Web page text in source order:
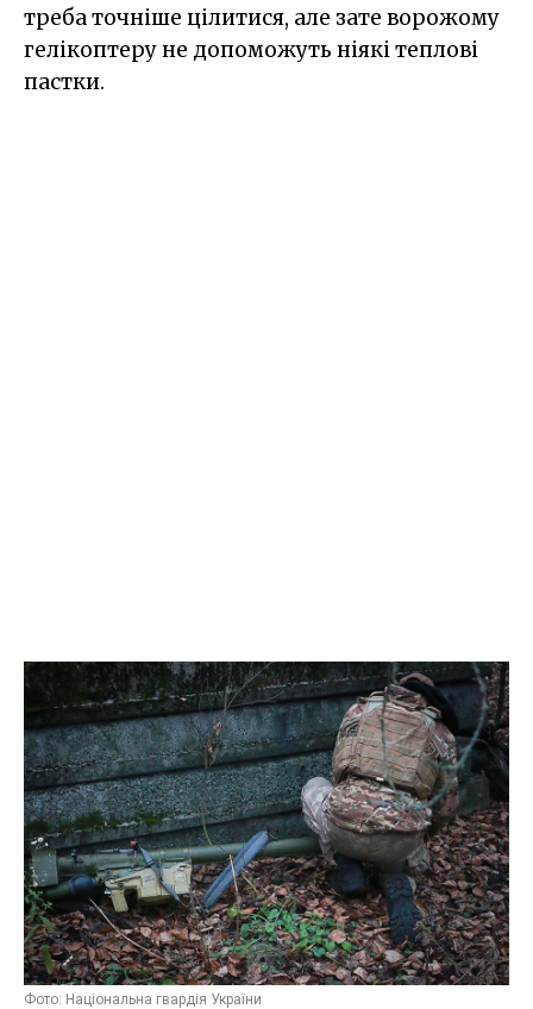
треба точніше цілитися, але зате ворожому
гелікоптеру не допоможуть ніякі теплові
пастки.
Фото: Національна гвардія України